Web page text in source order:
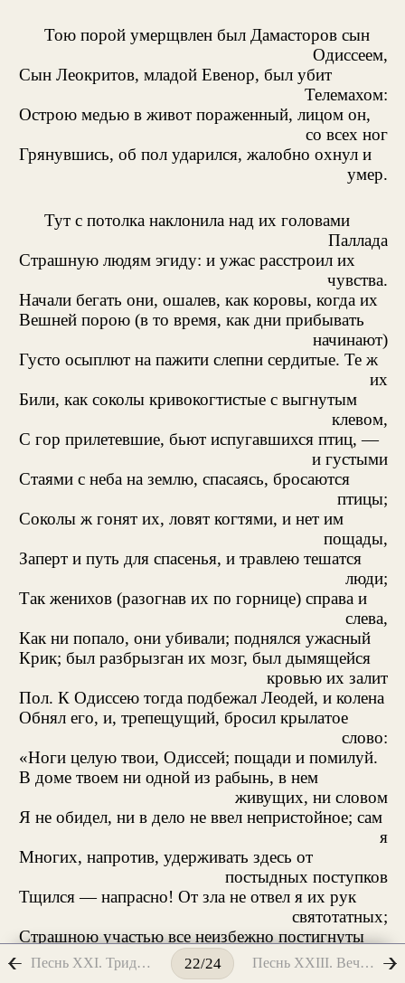
Тою порой умерщвлен был Дамасторов сын
Одиссеем,
Сын Леокритов, младой Евенор, был убит
Телемахом:
Острою медью в живот пораженный, лицом он,
со всех ног
Грянувшись, об пол ударился, жалобно охнул и
умер.
Тут с потолка наклонила над их головами
Паллада
Страшную людям эгиду: и ужас расстроил их
чувства.
Начали бегать они, ошалев, как коровы, когда их
Вешней порою (в то время, как дни прибывать
начинают)
Густо осыплют на пажити слепни сердитые. Те ж
их
Били, как соколы кривокогтистые с выгнутым
клевом,
С гор прилетевшие, бьют испугавшихся птиц, —
и густыми
Стаями с неба на землю, спасаясь, бросаются
птицы;
Соколы ж гонят их, ловят когтями, и нет им
пощады,
Заперт и путь для спасенья, и травлею тешатся
люди;
Так женихов (разогнав их по горнице) справа и
слева,
Как ни попало, они убивали; поднялся ужасный
Крик; был разбрызган их мозг, был дымящейся
кровью их залит
Пол. К Одиссею тогда подбежал Леодей, и колена
Обнял его, и, трепещущий, бросил крылатое
слово:
«Ноги целую твои, Одиссей; пощади и помилуй.
В доме твоем ни одной из рабынь, в нем
живущих, ни словом
Я не обидел, ни в дело не ввел непристойное; сам
я
Многих, напротив, удерживать здесь от
постыдных поступков
Тщился — напрасно! От зла не отвел я их рук
святотатных;
Страшною участью все неизбежно постигнуты
ныне.
Я же, их жертвогадатель, ни в чем не повинный,
Песнь XXI. Тридцать девятый день 22/24 Песнь XXIII. Вечер тридцать девятого и утро сорокового дня